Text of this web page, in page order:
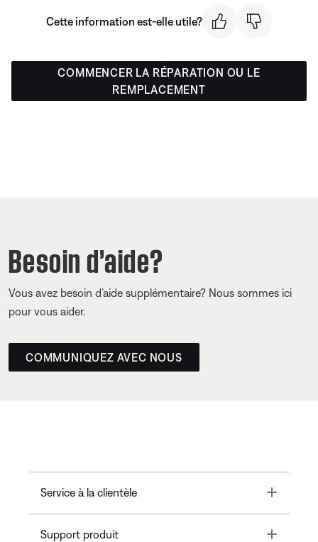
Cette information est-elle utile?
COMMENCER LA RÉPARATION OU LE
REMPLACEMENT
Besoin d’aide?
Vous avez besoin d’aide supplémentaire? Nous sommes ici
pour vous aider.
COMMUNIQUEZ AVEC NOUS
Service à la clientèle Toggle
Support produit Toggle